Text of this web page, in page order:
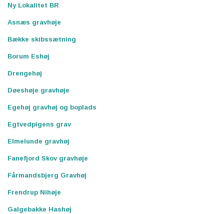
Ny Lokalitet BR
Asnæs gravhøje
Bække skibssætning
Borum Eshøj
Drengehøj
Døeshøje gravhøje
Egehøj gravhøj og boplads
Egtvedpigens grav
Elmelunde gravhøj
Fanefjord Skov gravhøje
Fårmandsbjerg Gravhøj
Frendrup Nihøje
Galgebakke Hashøj